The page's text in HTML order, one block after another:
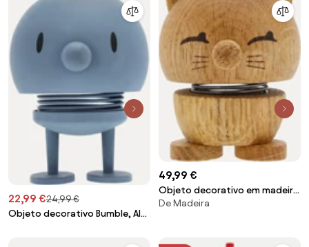
22,99 €24,99 €
Objeto decorativo Bumble, Alt
49,99 €
Objeto decorativo em madeira
de carvalho Fuzzle
De Madeira